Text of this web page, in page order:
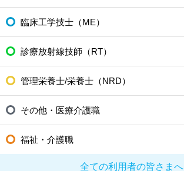
臨床工学技士（ME）
診療放射線技師（RT）
管理栄養士/栄養士（NRD）
その他・医療介護職
福祉・介護職
全ての利用者の皆さまへ